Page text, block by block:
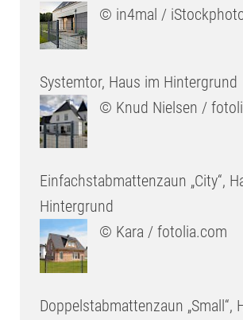
© in4mal /
Systemtor, Haus im Hintergrund
© Knud Nielsen /
Einfachstabmattenzaun „City“,
Hintergrund
© Kara / fotolia.com
Doppelstabmattenzaun „Small“,